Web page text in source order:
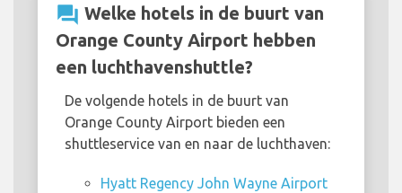
question_answer Welke hotels in de buurt van
Orange County Airport hebben
een luchthavenshuttle?
De volgende hotels in de buurt van
Orange County Airport bieden een
shuttleservice van en naar de luchthaven:
Hyatt Regency John Wayne Airport